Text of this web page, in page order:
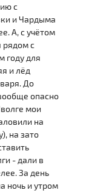
с
и Чардыма
А, с учётом
рядом с
году для
и лёд
До
опасно
мои
на
на зато
- дали в
За день
ночь и утром